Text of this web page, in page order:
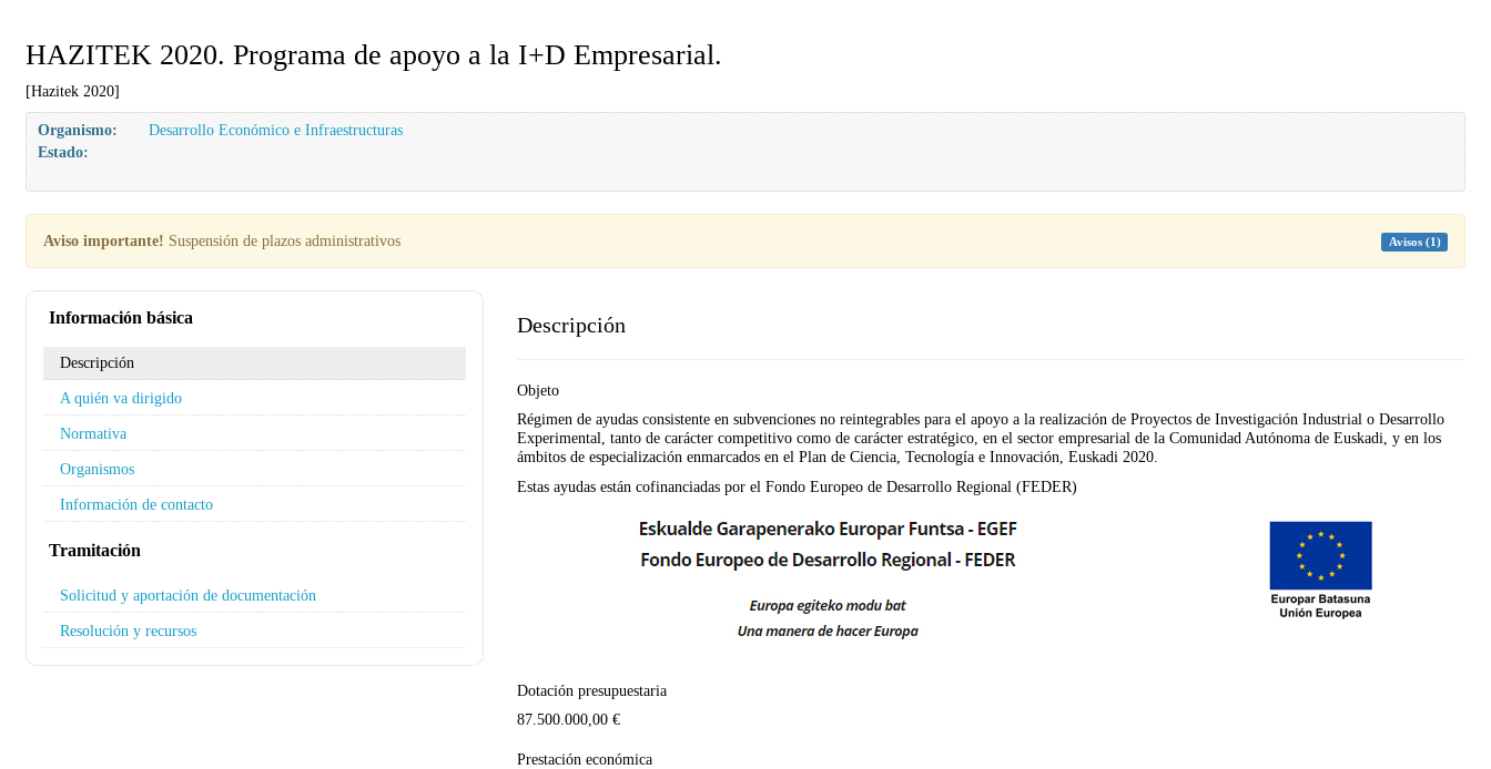
HAZITEK 2020. Programa de apoyo a la I+D Empresarial.
[Hazitek 2020]
Organismo:
Desarrollo Económico e Infraestructuras
Estado:
Aviso importante! Suspensión de plazos administrativos Avisos (1)
Información básica
Descripción
A quién va dirigido
Normativa
Organismos
Información de contacto
Tramitación
Solicitud y aportación de documentación
Resolución y recursos
Descripción
Objeto
Régimen de ayudas consistente en subvenciones no reintegrables para el apoyo a la realización de Proyectos de Investigación Industrial o Desarrollo
Experimental, tanto de carácter competitivo como de carácter estratégico, en el sector empresarial de la Comunidad Autónoma de Euskadi, y en los
ámbitos de especialización enmarcados en el Plan de Ciencia, Tecnología e Innovación, Euskadi 2020.
Estas ayudas están cofinanciadas por el Fondo Europeo de Desarrollo Regional (FEDER)
Dotación presupuestaria
87.500.000,00 €
Prestación económica